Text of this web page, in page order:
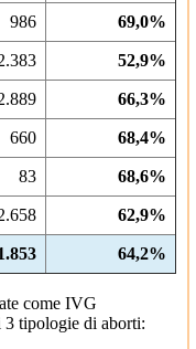
986 69,0%
52,9%
66,3%
660 68,4%
83 68,6%
62,9%
64,2%
come IVG
3 tipologie di aborti: